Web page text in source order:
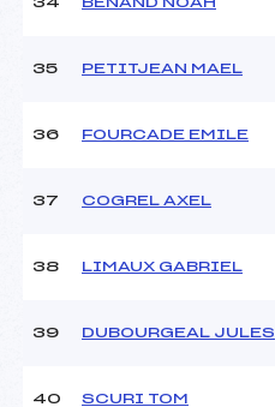
34 BENAND NOAH
35 PETITJEAN MAEL
36 FOURCADE EMILE
37 COGREL AXEL
38 LIMAUX GABRIEL
39 DUBOURGEAL JULES
40 SCURI TOM